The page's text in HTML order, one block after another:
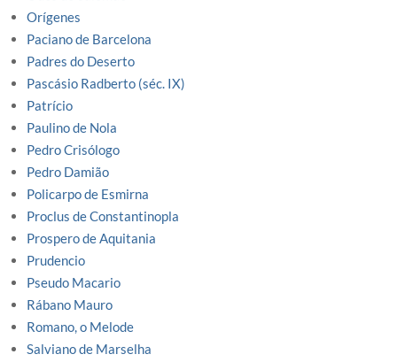
Orígenes
Paciano de Barcelona
Padres do Deserto
Pascásio Radberto (séc. IX)
Patrício
Paulino de Nola
Pedro Crisólogo
Pedro Damião
Policarpo de Esmirna
Proclus de Constantinopla
Prospero de Aquitania
Prudencio
Pseudo Macario
Rábano Mauro
Romano, o Melode
Salviano de Marselha